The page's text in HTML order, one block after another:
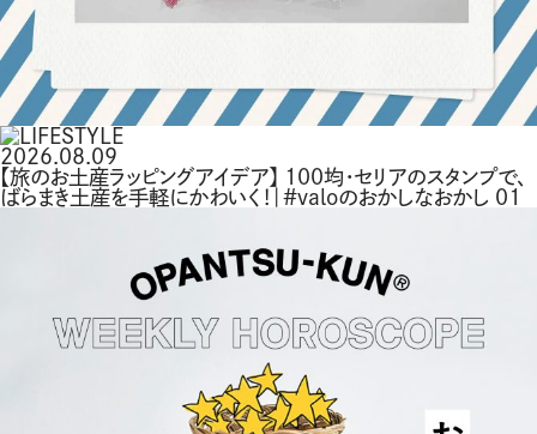
2026.08.09
【旅のお土産ラッピングアイデア】 100均・セリアのスタンプで、
ばらまき土産を手軽にかわいく！｜#valoのおかしなおかし 01